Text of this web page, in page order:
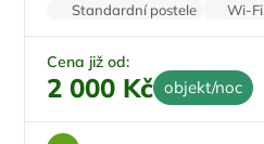
Standardní postele Wi-Fi
Zvířata povolena
Cena již od:
2 000 Kč objekt/noc